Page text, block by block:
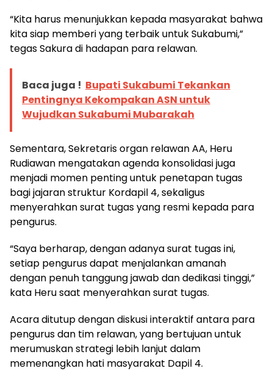
“Kita harus menunjukkan kepada masyarakat bahwa
kita siap memberi yang terbaik untuk Sukabumi,”
tegas Sakura di hadapan para relawan.
Baca juga ! Bupati Sukabumi Tekankan
Pentingnya Kekompakan ASN untuk
Wujudkan Sukabumi Mubarakah
Sementara, Sekretaris organ relawan AA, Heru
Rudiawan mengatakan agenda konsolidasi juga
menjadi momen penting untuk penetapan tugas
bagi jajaran struktur Kordapil 4, sekaligus
menyerahkan surat tugas yang resmi kepada para
pengurus.
“Saya berharap, dengan adanya surat tugas ini,
setiap pengurus dapat menjalankan amanah
dengan penuh tanggung jawab dan dedikasi tinggi,”
kata Heru saat menyerahkan surat tugas.
Acara ditutup dengan diskusi interaktif antara para
pengurus dan tim relawan, yang bertujuan untuk
merumuskan strategi lebih lanjut dalam
memenangkan hati masyarakat Dapil 4.